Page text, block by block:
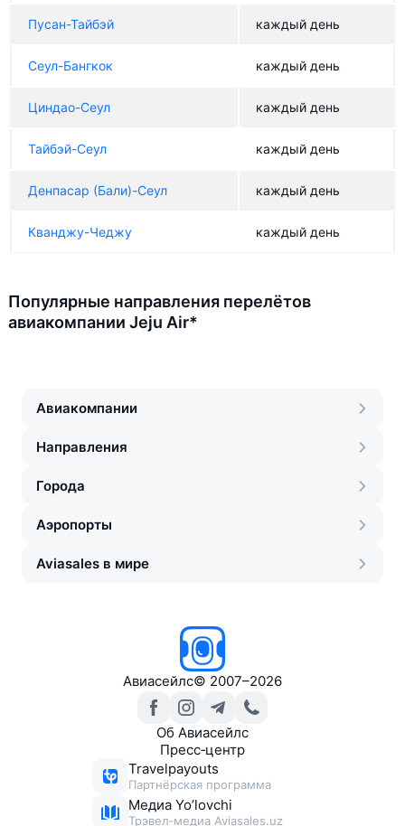
Пусан-Тайбэй каждый день
Сеул-Бангкок каждый день
Циндао-Сеул каждый день
Тайбэй-Сеул каждый день
Денпасар (Бали)-Сеул каждый день
Кванджу-Чеджу каждый день
Популярные направления перелётов
авиакомпании Jeju Air*
Авиакомпании
Направления
Города
Аэропорты
Aviasales в мире
Авиасейлс© 2007–2026
Об Авиасейлс
Пресс‑центр
Travelpayouts
Партнёрская программа
Медиа Yo’lovchi
Трэвел‑медиа Aviasales.uz